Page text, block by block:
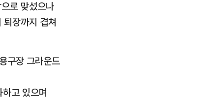
로 맞섰으나
퇴장까지 겹쳐
구장 그라운드
고 있으며